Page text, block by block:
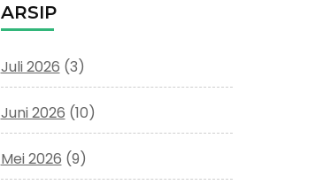
ARSIP
Juli 2026 (3)
Juni 2026 (10)
Mei 2026 (9)